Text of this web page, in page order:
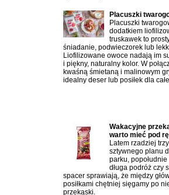
Placuszki
Placuszki
dodatkiem
truskawek to
śniadanie, podwieczorek lub
Liofilizowane owoce nadają im
i piękny, naturalny kolor. W
kwaśną śmietaną i malinowym
idealny deser lub posiłek dla
Wakacyjne
warto mieć pod
Latem rzadziej
sztywnego planu
parku,
długa podróż czy
spacer sprawiają, że między
posiłkami chętniej sięgamy po
przekąski.